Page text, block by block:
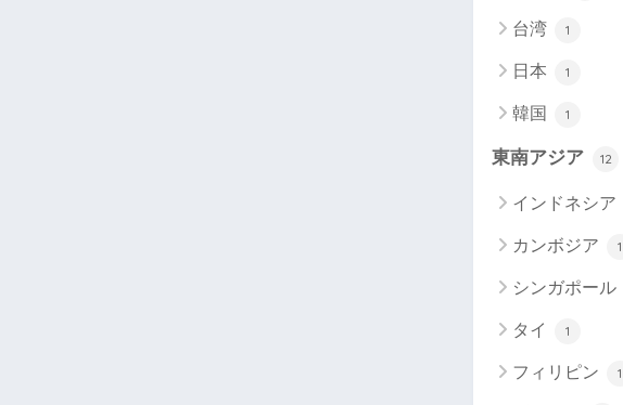
台湾 1
日本 1
韓国 1
東南アジア 12
インドネシア
カンボジア 1
シンガポール
タイ 1
フィリピン 1